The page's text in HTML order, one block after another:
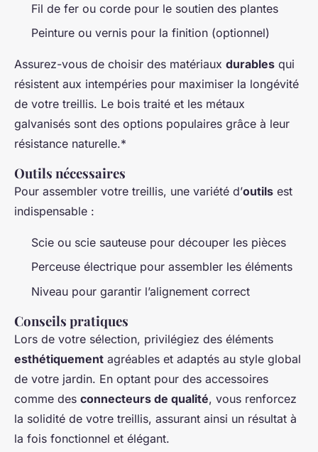
Fil de fer ou corde pour le soutien des plantes
Peinture ou vernis pour la finition (optionnel)
Assurez-vous de choisir des matériaux durables qui
résistent aux intempéries pour maximiser la longévité
de votre treillis. Le bois traité et les métaux
galvanisés sont des options populaires grâce à leur
résistance naturelle.*
Outils nécessaires
Pour assembler votre treillis, une variété d’outils est
indispensable :
Scie ou scie sauteuse pour découper les pièces
Perceuse électrique pour assembler les éléments
Niveau pour garantir l’alignement correct
Conseils pratiques
Lors de votre sélection, privilégiez des éléments
esthétiquement agréables et adaptés au style global
de votre jardin. En optant pour des accessoires
comme des connecteurs de qualité, vous renforcez
la solidité de votre treillis, assurant ainsi un résultat à
la fois fonctionnel et élégant.